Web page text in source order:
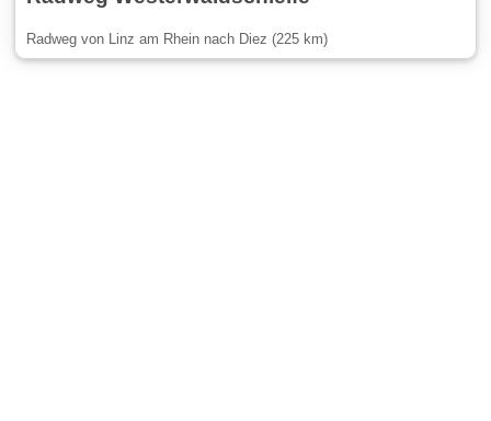
Radweg von Linz am Rhein nach Diez (225 km)